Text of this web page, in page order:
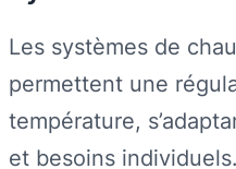
Les systèmes de
permettent une
température,
et besoins